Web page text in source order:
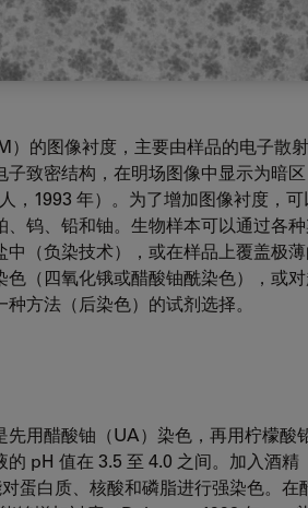
）的图像衬度，主要由样品的电子散
子致密结构，在明场图像中显示为暗
，1993 年）。为了增加图像衬度，
、钨、铅和铀。生物样本可以通过各
中（负染技术），或在样品上覆盖极
色（四氧化锇或醋酸铀酰染色），或
方法（后染色）的试剂选择。
先用醋酸铀（UA）染色，再用柠檬酸
的 pH 值在 3.5 至 4.0 之间。加入酒
蛋白质、核酸和磷脂进行强染色。在